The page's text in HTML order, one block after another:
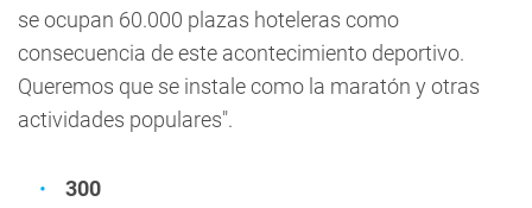
se ocupan 60.000 plazas hoteleras como
consecuencia de este acontecimiento deportivo.
Queremos que se instale como la maratón y otras
actividades populares".
300